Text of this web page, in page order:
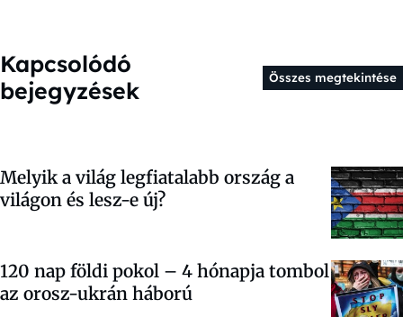
Kapcsolódó
bejegyzések
Összes megtekintése
Melyik a világ legfiatalabb ország a
világon és lesz-e új?
120 nap földi pokol – 4 hónapja tombol
az orosz-ukrán háború